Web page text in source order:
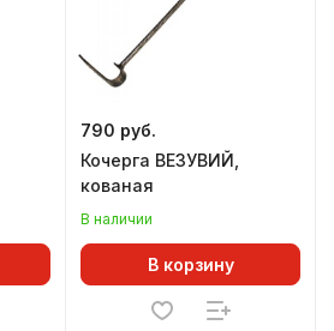
790 руб.
Кочерга ВЕЗУВИЙ,
кованая
В наличии
В корзину